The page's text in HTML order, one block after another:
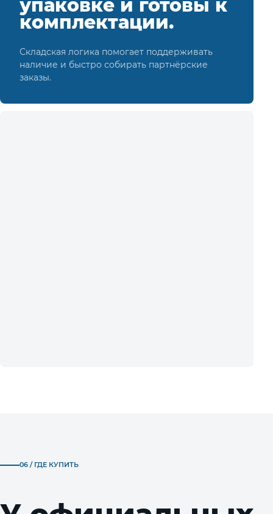
упаковке и готовы к
комплектации.
Складская логика помогает поддерживать
наличие и быстро собирать партнёрские
заказы.
06 / ГДЕ КУПИТЬ